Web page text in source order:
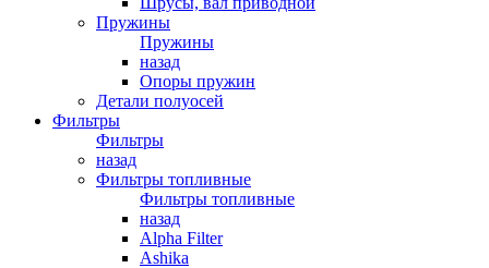
Пружины
Пружины
назад
Опоры пружин
Детали полуосей
Фильтры
Фильтры
назад
Фильтры топливные
Фильтры топливные
назад
Alpha Filter
Ashika